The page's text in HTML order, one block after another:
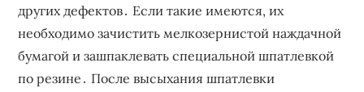
других дефектов․ Если такие имеются, их
необходимо зачистить мелкозернистой наждачной
бумагой и зашпаклевать специальной шпатлевкой
по резине․ После высыхания шпатлевки